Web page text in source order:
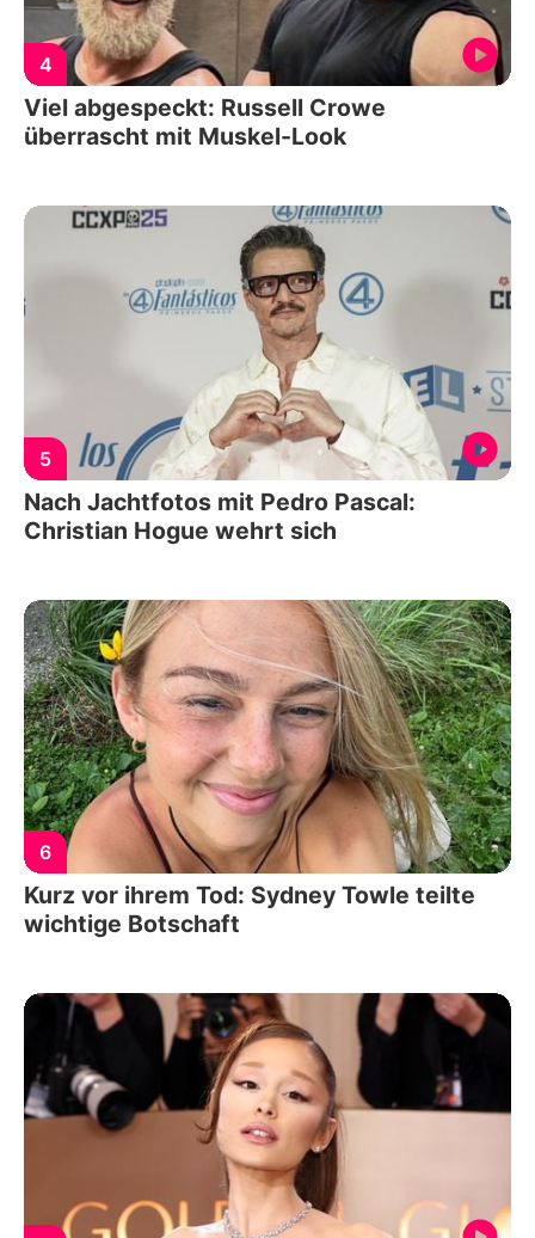
4
Viel abgespeckt: Russell Crowe
überrascht mit Muskel-Look
5
Nach Jachtfotos mit Pedro Pascal:
Christian Hogue wehrt sich
6
Kurz vor ihrem Tod: Sydney Towle teilte
wichtige Botschaft